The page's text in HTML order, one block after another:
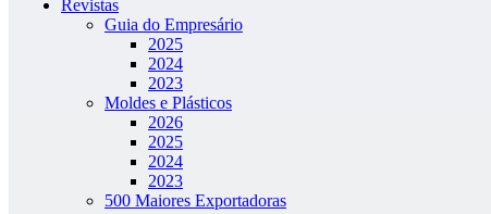
Revistas
Guia do Empresário
2025
2024
2023
Moldes e Plásticos
2026
2025
2024
2023
500 Maiores Exportadoras